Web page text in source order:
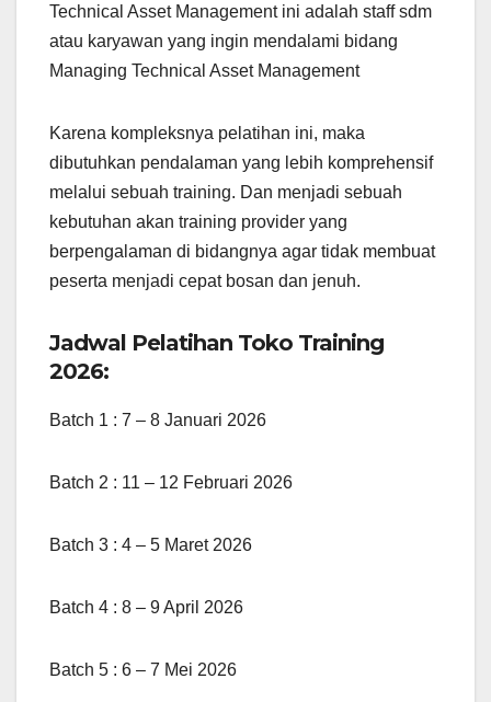
Technical Asset Management ini adalah staff sdm
atau karyawan yang ingin mendalami bidang
Managing Technical Asset Management
Karena kompleksnya pelatihan ini, maka
dibutuhkan pendalaman yang lebih komprehensif
melalui sebuah training. Dan menjadi sebuah
kebutuhan akan training provider yang
berpengalaman di bidangnya agar tidak membuat
peserta menjadi cepat bosan dan jenuh.
Jadwal Pelatihan Toko Training
2026:
Batch 1 : 7 – 8 Januari 2026
Batch 2 : 11 – 12 Februari 2026
Batch 3 : 4 – 5 Maret 2026
Batch 4 : 8 – 9 April 2026
Batch 5 : 6 – 7 Mei 2026